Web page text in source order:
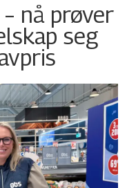
nå prøver
seg